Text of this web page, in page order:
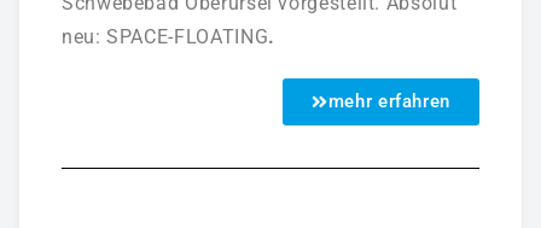
neu: SPACE-FLOATING.
mehr erfahren